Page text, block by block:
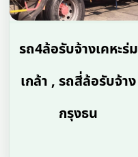
รถ4ล้อรับจ้างเคหะร่ม
เกล้า , รถสี่ล้อรับจ้าง
กรุงธน